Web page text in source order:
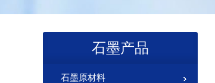
石墨产品
石墨原材料